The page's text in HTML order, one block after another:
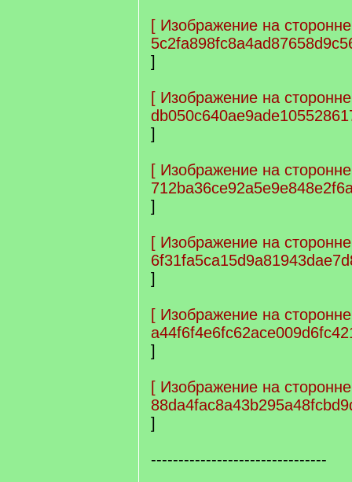
[ Изображение на
]
[ Изображение на
]
[ Изображение на
]
[ Изображение на
]
[ Изображение на
]
[ Изображение на
]
--------------------------------